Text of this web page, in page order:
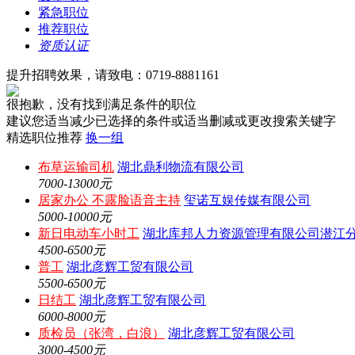
紧急职位
推荐职位
资质认证
提升招聘效果，请致电：0719-8881161
很抱歉，没有找到满足条件的职位
建议您适当减少已选择的条件或适当删减或更改搜索关键字
精选职位推荐 换一组
布草运输司机 湖北鼎利物流有限公司
7000-13000元
居家办公 不露脸语音主持 玺诺互娱传媒有限公司
5000-10000元
新日电动车小时工 湖北库邦人力资源管理有限公司潜江
4500-6500元
普工 湖北彦辉工贸有限公司
5500-6500元
日结工 湖北彦辉工贸有限公司
6000-8000元
质检员（张湾，白浪）
湖北彦辉工贸有限公司
3000-4500元